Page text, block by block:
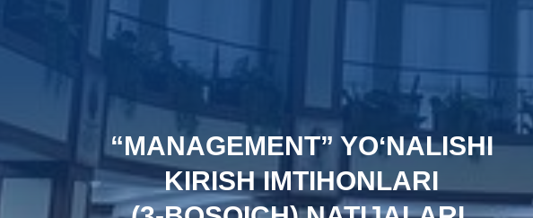
“MANAGEMENT” YOʻNALISHI
KIRISH IMTIHONLARI